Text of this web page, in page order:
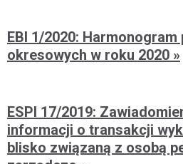
EBI 1/2020:
okresowych w roku 2020
ESPI 17/2019:
informacji o transakcji
blisko związaną z osobą